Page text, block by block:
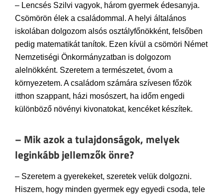
– Lencsés Szilvi vagyok, három gyermek édesanyja.
Csömörön élek a családommal. A helyi általános
iskolában dolgozom alsós osztályfőnökként, felsőben
pedig matematikát tanítok. Ezen kívül a csömöri Német
Nemzetiségi Önkormányzatban is dolgozom
alelnökként. Szeretem a természetet, óvom a
környezetem. A családom számára szívesen főzök
itthon szappant, házi mosószert, ha időm engedi
különböző növényi kivonatokat, kencéket készítek.
– Mik azok a tulajdonságok, melyek
leginkább jellemzők önre?
– Szeretem a gyerekeket, szeretek velük dolgozni.
Hiszem, hogy minden gyermek egy egyedi csoda, tele